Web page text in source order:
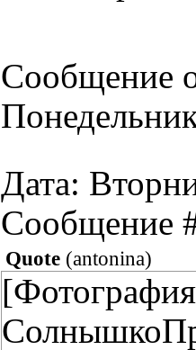
Сообщение
Дата:
Сообщение
Quote (antonina)